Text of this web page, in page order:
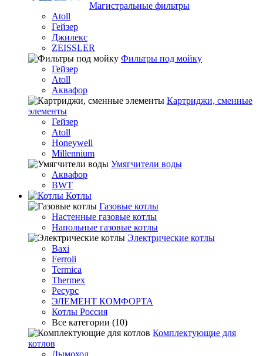
Магистральные фильтры
Atoll
Гейзер
Джилекс
ZEISSLER
Фильтры под мойку
Гейзер
Atoll
Аквафор
Картриджи, сменные
элементы
Гейзер
Atoll
Honeywell
Millennium
Умягчители воды
Аквафор
BWT
Котлы
Гaзовые котлы
Настенные газовые котлы
Напольные газовые котлы
Электрические котлы
Baxi
Ferroli
Termica
Thermex
Ресурс
ЭЛЕМЕНТ КОМФОРТА
Котлы Россия
Все категории (10)
Комплектующие для
котлов
Дымоход